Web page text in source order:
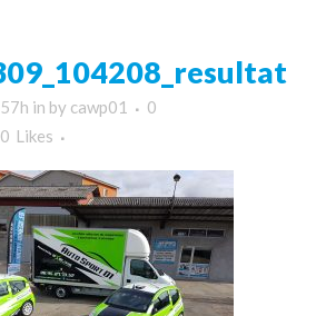
in by cawp01
0
0 Likes